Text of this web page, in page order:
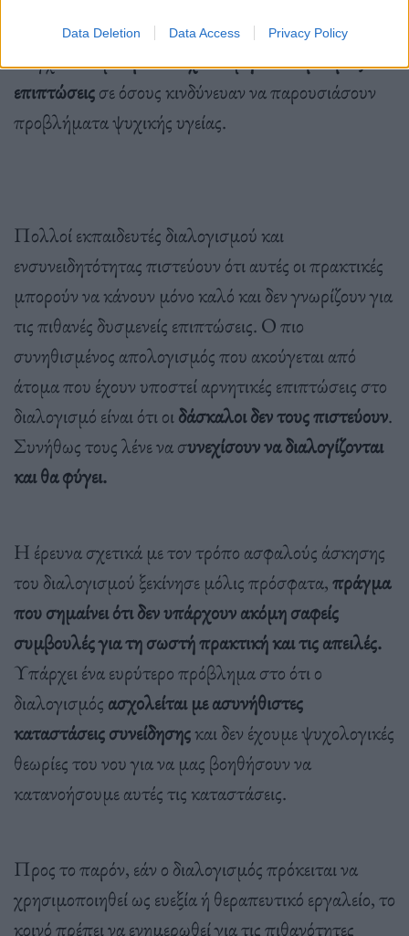
Data Deletion Data Access Privacy Policy
ευημερία των παιδιώνσε σύγκριση με μια ομάδα
ελέγχου και μπορεί να είχε ακόμη και επιβλαβείς
επιπτώσειςσε όσους κινδύνευαν να παρουσιάσουν
προβλήματα ψυχικής υγείας.
Πολλοί εκπαιδευτές διαλογισμού και
ενσυνειδητότητας πιστεύουν ότι αυτές οι πρακτικές
μπορούν να κάνουν μόνο καλό και δεν γνωρίζουν για
τις πιθανές δυσμενείς επιπτώσεις. Ο πιο
συνηθισμένος απολογισμός που ακούγεται από
άτομα που έχουν υποστεί αρνητικές επιπτώσεις στο
διαλογισμό είναι ότι οιδάσκαλοι δεν τους πιστεύουν.
Συνήθως τους λένε να συνεχίσουν να διαλογίζονται
και θα φύγει.
Η έρευνα σχετικά με τον τρόπο ασφαλούς άσκησης
του διαλογισμού ξεκίνησε μόλις πρόσφατα,πράγμα
που σημαίνει ότι δεν υπάρχουν ακόμη σαφείς
συμβουλές για τη σωστή πρακτική και τις απειλές.
Υπάρχει ένα ευρύτερο πρόβλημα στο ότι ο
διαλογισμός ασχολείται με ασυνήθιστες
καταστάσεις συνείδησηςκαι δεν έχουμε ψυχολογικές
θεωρίες του νου για να μας βοηθήσουν να
κατανοήσουμε αυτές τις καταστάσεις.
Προς το παρόν, εάν ο διαλογισμός πρόκειται να
χρησιμοποιηθεί ως ευεξία ή θεραπευτικό εργαλείο, το
κοινό πρέπει να ενημερωθεί για τις πιθανότητες